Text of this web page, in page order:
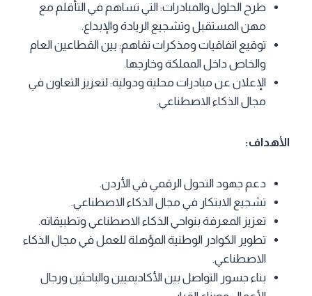
طرح الحلول والمبادرات: التي تساهم في التأقلم مع
مهن المستقبل وتشجيع الريادة والإبداع.
توقيع اتفاقيات ومذكرات تفاهم: بين القطاعين العام
والخاص داخل المملكة وخارجها.
الإعلان عن مبادرات محلية ودولية: لتعزيز التعاون في
مجال الذكاء الاصطناعي.
الأهداف:
دعم جهود التحول الرقمي في الأردن.
تشجيع الابتكار في مجال الذكاء الاصطناعي.
تعزيز المعرفة بنواحي الذكاء الاصطناعي وتطبيقاته.
تطوير الكوادر الوطنية المؤهلة للعمل في مجال الذكاء
الاصطناعي.
بناء جسور التواصل بين الأكاديميين والباحثين ورجال